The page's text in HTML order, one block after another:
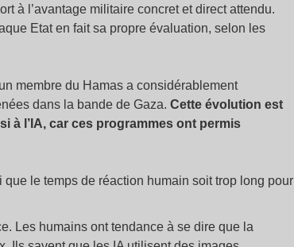
à l’avantage militaire concret et direct attendu.
Etat en fait sa propre évaluation, selon les
membre du Hamas a considérablement
dans la bande de Gaza. Cette évolution est
à l’IA, car ces programmes ont permis
que le temps de réaction humain soit trop long pour
Les humains ont tendance à se dire que la